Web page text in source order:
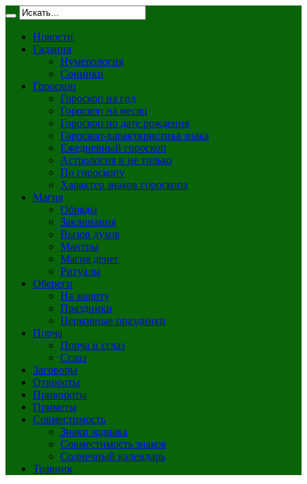
Новости
Гадания
Нумерология
Сонники
Гороскоп
Гороскоп на год
Гороскоп на месяц
Гороскоп по дате рождения
Гороскоп-характкристика знака
Ежедневный гороскоп
Астрология и не только
По гороскопу
Характер знаков гороскопа
Магия
Обряды
Заклинания
Вызов духов
Мантры
Магия денег
Ритуалы
Обереги
На защиту
Праздники
Церковные праздники
Порча
Порча и сглаз
Сглаз
Заговоры
Отвороты
Привороты
Приметы
Совместимость
Знаки зодиака
Совместимость знаков
Солнечный календарь
Травник